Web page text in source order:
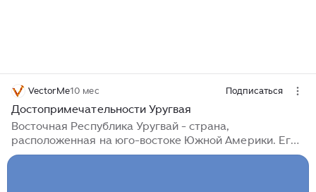
VectorMe10 мес Подписаться
Достопримечательности Уругвая
Восточная Республика Уругвай - страна,
расположенная на юго-востоке Южной Америки. Его
территория площадью более 176 тыс. км² граничит